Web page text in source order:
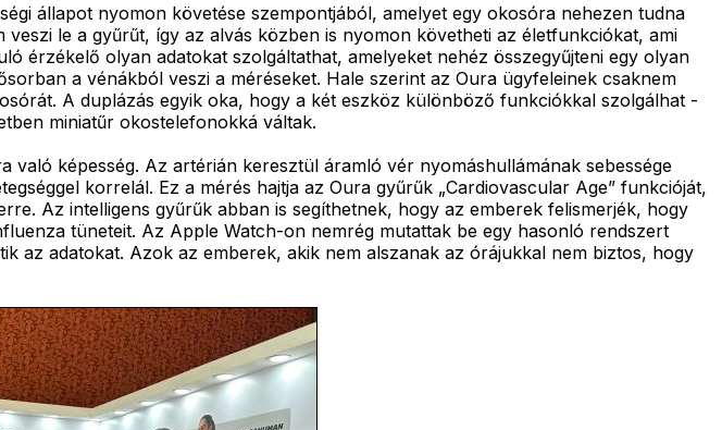
állapot nyomon követése szempontjából, amelyet egy okosóra nehezen tudna
le a gyűrűt, így az alvás közben is nyomon követheti az életfunkciókat, ami
érzékelő olyan adatokat szolgáltathat, amelyeket nehéz összegyűjteni egy olyan
a vénákból veszi a méréseket. Hale szerint az Oura ügyfeleinek csaknem
A duplázás egyik oka, hogy a két eszköz különböző funkciókkal szolgálhat -
miniatűr okostelefonokká váltak.
való képesség. Az artérián keresztül áramló vér nyomáshullámának sebessége
korrelál. Ez a mérés hajtja az Oura gyűrűk „Cardiovascular Age” funkcióját,
Az intelligens gyűrűk abban is segíthetnek, hogy az emberek felismerjék, hogy
tüneteit. Az Apple Watch-on nemrég mutattak be egy hasonló rendszert
az adatokat. Azok az emberek, akik nem alszanak az órájukkal nem biztos, hogy